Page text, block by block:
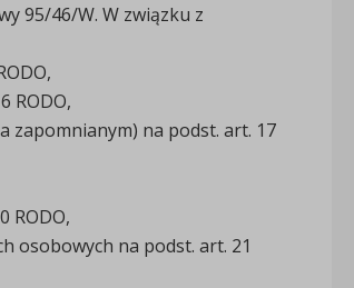
95/46/W. W związku z
RODO,
zapomnianym) na podst. art. 17
RODO,
osobowych na podst. art. 21